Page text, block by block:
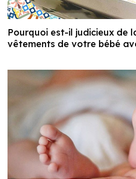
Pourquoi est-il judicieux de
vêtements de votre bébé